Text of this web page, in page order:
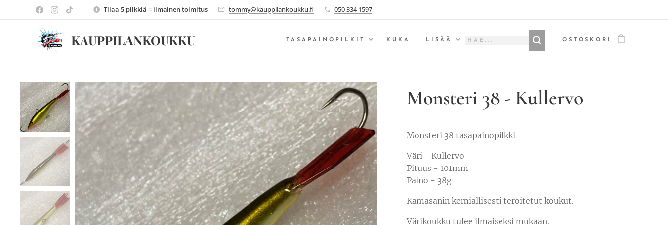
Tilaa 5 pilkkiä = ilmainen toimitus tommy@kauppilankoukku.fi 050 334 1597
KAUPPILANKOUKKU TASAPAINOPILKIT KUKA LISÄÄ OSTOSKORI
Monsteri 38 - Kullervo
Monsteri 38 tasapainopilkki
Väri - Kullervo
Pituus - 101mm
Paino - 38g
Kamasanin kemiallisesti teroitetut koukut.
Värikoukku tulee ilmaiseksi mukaan.